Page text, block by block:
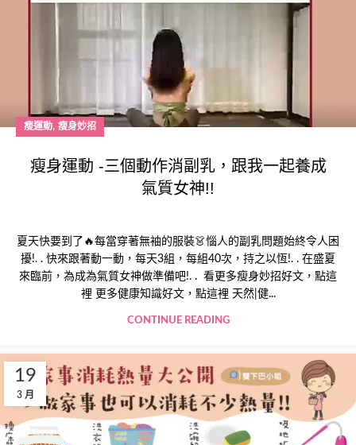
瘦運動, 瘦身妙招
瘦身運動 -三個動作消副乳，跟我一起養成
氣質女神!!
夏天快要到了🔥每當穿著無袖的服裝👗惱人的副乳問題始終令人困
擾!. . 快來跟著動一動，每天3組，每組40次，持之以恆!. . 在盛夏
來臨前，為成為氣質女神做準備吧!. . 看更多瘦身妙招好文，點這
裡 更多健康知識好文，點這裡 天然|健...
CONTINUE READING
19
3 月